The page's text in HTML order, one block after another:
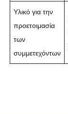
Υλικό για την
προετοιμασία
των
συμμετεχόντων